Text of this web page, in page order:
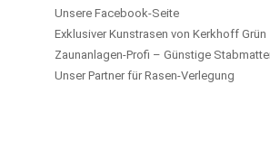
Unsere Facebook-Seite
Exklusiver Kunstrasen von Kerkhoff Grün
Zaunanlagen-Profi – Günstige
Unser Partner für Rasen-Verlegung